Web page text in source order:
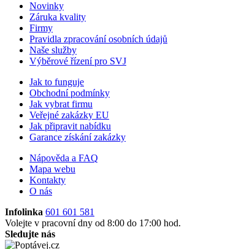
Novinky
Záruka kvality
Firmy
Pravidla zpracování osobních údajů
Naše služby
Výběrové řízení pro SVJ
Jak to funguje
Obchodní podmínky
Jak vybrat firmu
Veřejné zakázky EU
Jak připravit nabídku
Garance získání zakázky
Nápověda a FAQ
Mapa webu
Kontakty
O nás
Infolinka 601 601 581
Volejte v pracovní dny od 8:00 do 17:00 hod.
Sledujte nás